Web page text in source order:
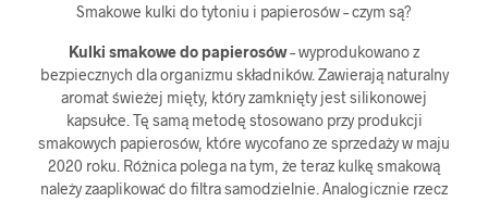
Smakowe kulki do tytoniu i papierosów – czym są?
Kulki smakowe do papierosów– wyprodukowano z
bezpiecznych dla organizmu składników. Zawierają naturalny
aromat świeżej mięty, który zamknięty jest silikonowej
kapsułce. Tę samą metodę stosowano przy produkcji
smakowych papierosów, które wycofano ze sprzedaży w maju
2020 roku. Różnica polega na tym, że teraz kulkę smakową
należy zaaplikować do filtra samodzielnie. Analogicznie rzecz